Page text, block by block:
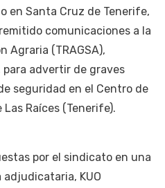
en Santa Cruz de Tenerife,
comunicaciones a la
Agraria (TRAGSA),
advertir de graves
seguridad en el Centro de
Raíces (Tenerife).
por el sindicato en una
adjudicataria, KUO